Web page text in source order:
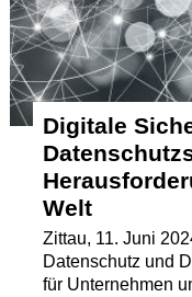
Digitale
Welt
Zittau, 11. Juni
Datenschutz und
für Unternehmen